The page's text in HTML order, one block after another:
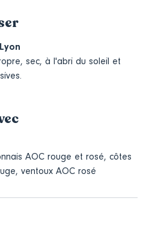
sec, à l'abri du soleil et
AOC rouge et rosé, côtes
ventoux AOC rosé